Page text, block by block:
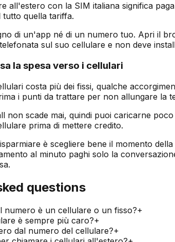
all'estero con la SIM italiana significa
tutto quella tariffa.
di un'app né di un numero tuo. Apri il
sul suo cellulare e non deve
la spesa verso i cellulari
costa più dei fissi, qualche
i punti da trattare per non allungare la
non scade mai, quindi puoi caricarne
prima di mettere credito.
è scegliere bene il momento
al minuto paghi solo la
questions
numero è un cellulare o un fisso?+
è sempre più caro?+
dal numero del cellulare?+